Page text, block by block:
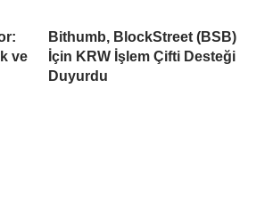
ve
Bithumb, BlockStreet (BSB)
İçin KRW İşlem Çifti Desteği
Duyurdu